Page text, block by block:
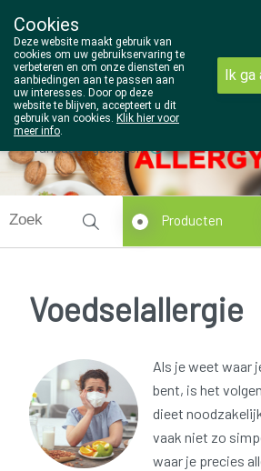
014/810298
Vandaag gesloten
Producten
Voedselallergie
Als je weet waar
bent, is het
dieet
vaak niet zo
waar je precies
Cookies
Deze website maakt gebruik van
cookies om uw gebruikservaring te
verbeteren en om onze diensten en
aanbiedingen aan te passen aan
uw interesses. Door op deze
website te blijven, accepteert u dit
gebruik van cookies. Klik hier voor
meer info.
Ik ga